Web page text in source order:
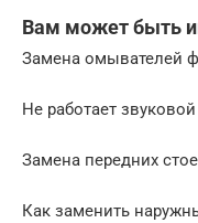
Вам может быть
Замена омывателей
Не работает
Замена передних
Как заменить